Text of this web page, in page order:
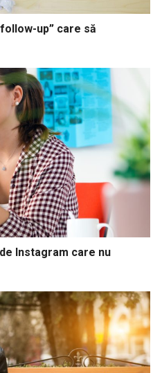
up” care să
Instagram care nu